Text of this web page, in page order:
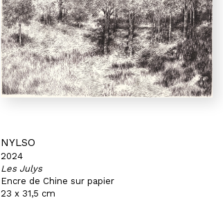
NYLSO
2024
Les Julys
Encre de Chine sur papier
23 x 31,5 cm